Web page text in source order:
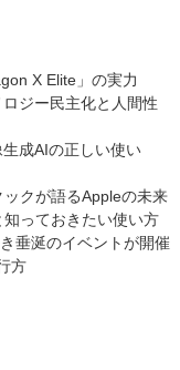
X Elite」の実力
ジー民主化と人間性
成AIの正しい使い
ックが語るAppleの未来
っておきたい使い方
垂涎のイベントが開催
方